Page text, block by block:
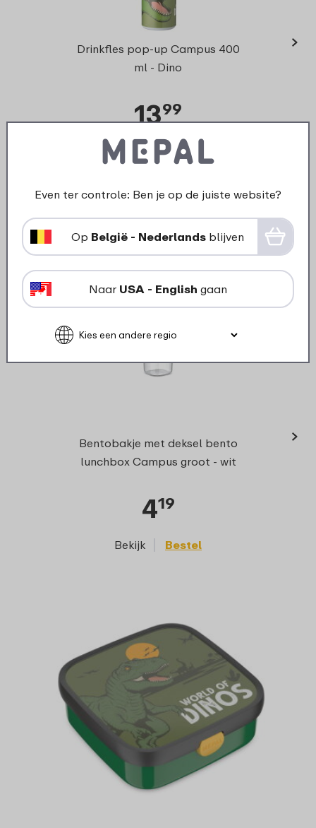
Drinkfles pop-up Campus 400
ml - Dino
1399
Bekijk Bestel
›
Onderdelen voor dit product
Bentobakje met deksel bento
lunchbox Campus groot - wit
419
Bekijk Bestel
›
Even ter controle: Ben je op de juiste website?
Op België - Nederlands blijven
Naar USA - English gaan